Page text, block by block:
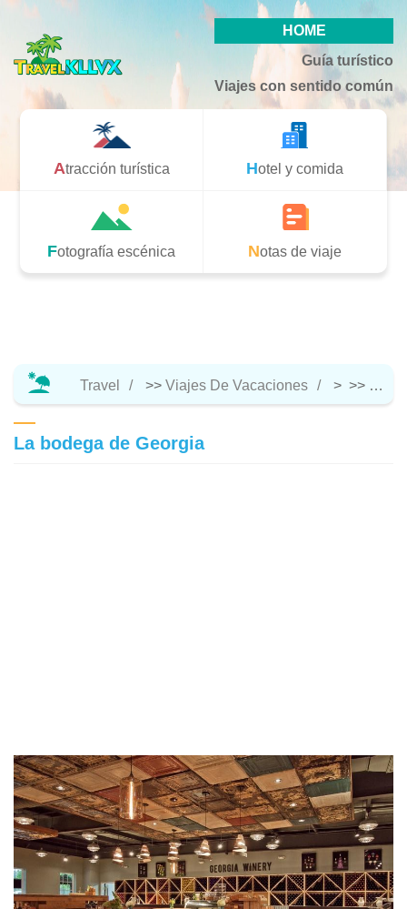
HOME
Guía turístico
Viajes con sentido común
Atracción turística Hotel y comida
Fotografía escénica Notas de viaje
Travel >> Viajes De Vacaciones > >>
La bodega de Georgia